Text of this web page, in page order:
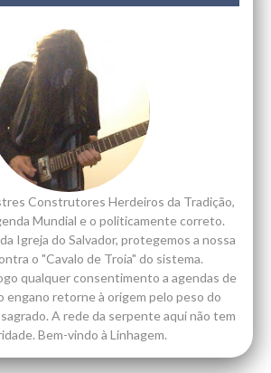
Construtores Herdeiros da Tradição,
Mundial e o politicamente correto.
Igreja do Salvador, protegemos a nossa
o "Cavalo de Troia" do sistema.
qualquer consentimento a agendas de
engano retorne à origem pelo peso do
A rede da serpente aqui não tem
Bem-vindo à Linhagem.